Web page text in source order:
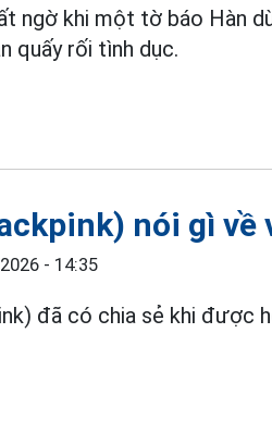
ngờ khi một tờ báo Hàn
quấy rối tình dục.
nói gì về
- 14:35
đã có chia sẻ khi được